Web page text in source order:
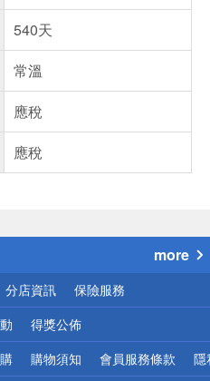
540天
常溫
應稅
應稅
！
more
分店資訊 保險服務
得獎公佈
購物須知 會員服務條款 隱